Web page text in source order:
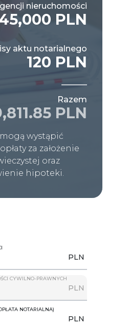
nieruchomości
PLN
aktu notarialnego
120 PLN
Razem
PLN
wystąpić
za założenie
oraz
hipoteki.
PLN
CYWILNO-PRAWNYCH
PLN
NOTARIALNA)
PLN